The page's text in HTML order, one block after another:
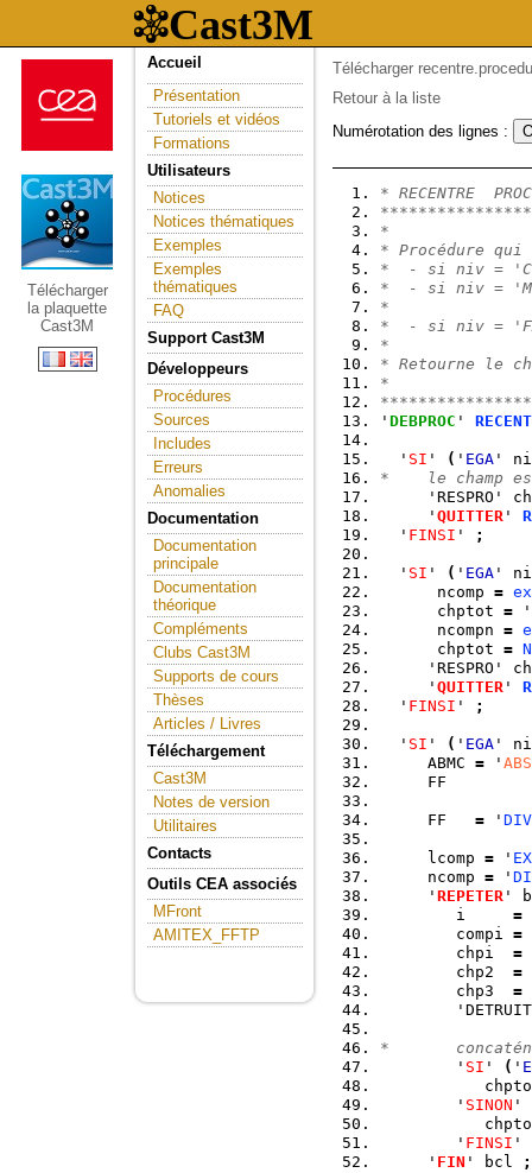
Télécharger
la plaquette
Cast3M
Accueil
Présentation
Tutoriels et vidéos
Formations
Utilisateurs
Notices
Notices thématiques
Exemples
Exemples
thématiques
FAQ
Support Cast3M
Développeurs
Procédures
Sources
Includes
Erreurs
Anomalies
Documentation
Documentation
principale
Documentation
théorique
Compléments
Clubs Cast3M
Supports de cours
Thèses
Articles / Livres
Téléchargement
Cast3M
Notes de version
Utilitaires
Contacts
Outils CEA associés
MFront
AMITEX_FFTP
Télécharger
Retour à la liste
Numérotation des lignes :
* RECENTRE
*
* Procédure qui
*  - si niv =
*  - si niv =
*
*  - si niv =
*
* Retourne le
*
' DEBPROC '
  '
SI ' ( ' EGA '
*    le champ
'RESPRO'
     '
QUITTER '
  '
FINSI ' ;
  '
SI ' ( ' EGA '
      ncomp
=
      chptot
= '
      ncompn
=
      chptot
=
'RESPRO'
     '
QUITTER '
  '
FINSI ' ;
  '
SI ' ( ' EGA '
     ABMC
= ' ABS
     FF
= '
     lcomp
= '
     ncomp
= '
     '
REPETER '
        i
=
        compi
=
        chpi
=
        chp2
=
        chp3
=
*
        '
SI ' ( '
        '
SINON '
        '
FINSI '
     '
FIN ' bcl ;